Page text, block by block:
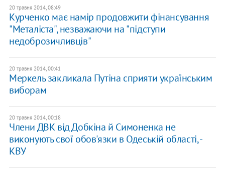
20 травня 2014, 08:49
Курченко має намір продовжити фінансування
"Металіста", незважаючи на "підступи
недоброзичливців"
20 травня 2014, 00:41
Меркель закликала Путіна сприяти українським
виборам
20 травня 2014, 00:18
Члени ДВК від Добкіна й Симоненка не
виконують свої обов'язки в Одеській області, -
КВУ